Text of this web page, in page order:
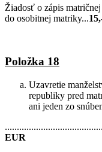
Žiadosť o zápis
do osobitnej matriky...
Položka 18
Uzavretie
republiky pred
ani jeden zo
EUR